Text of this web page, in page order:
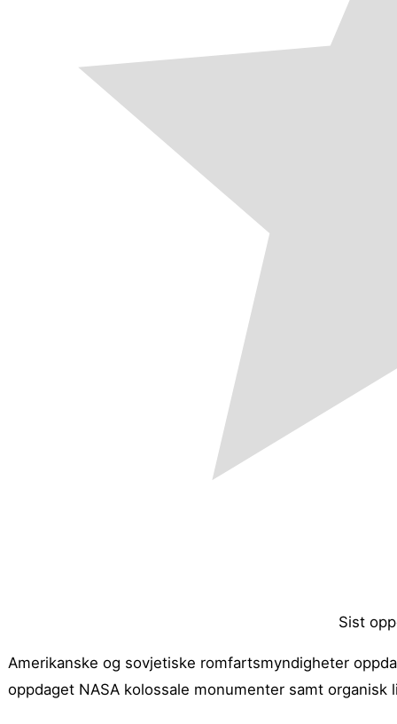
Sist
Amerikanske og sovjetiske romfartsmyndigheter
oppdaget NASA kolossale monumenter samt